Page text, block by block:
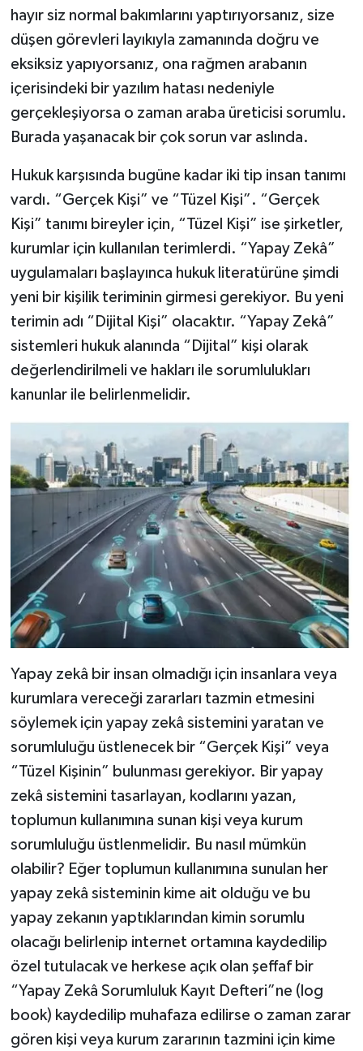
hayır siz normal bakımlarını yaptırıyorsanız, size
düşen görevleri layıkıyla zamanında doğru ve
eksiksiz yapıyorsanız, ona rağmen arabanın
içerisindeki bir yazılım hatası nedeniyle
gerçekleşiyorsa o zaman araba üreticisi sorumlu.
Burada yaşanacak bir çok sorun var aslında.
Hukuk karşısında bugüne kadar iki tip insan tanımı
vardı. “Gerçek Kişi” ve “Tüzel Kişi”. “Gerçek
Kişi” tanımı bireyler için, “Tüzel Kişi” ise şirketler,
kurumlar için kullanılan terimlerdi. “Yapay Zekâ”
uygulamaları başlayınca hukuk literatürüne şimdi
yeni bir kişilik teriminin girmesi gerekiyor. Bu yeni
terimin adı “Dijital Kişi” olacaktır. “Yapay Zekâ”
sistemleri hukuk alanında “Dijital” kişi olarak
değerlendirilmeli ve hakları ile sorumlulukları
kanunlar ile belirlenmelidir.
Yapay zekâ bir insan olmadığı için insanlara veya
kurumlara vereceği zararları tazmin etmesini
söylemek için yapay zekâ sistemini yaratan ve
sorumluluğu üstlenecek bir “Gerçek Kişi” veya
“Tüzel Kişinin” bulunması gerekiyor. Bir yapay
zekâ sistemini tasarlayan, kodlarını yazan,
toplumun kullanımına sunan kişi veya kurum
sorumluluğu üstlenmelidir. Bu nasıl mümkün
olabilir? Eğer toplumun kullanımına sunulan her
yapay zekâ sisteminin kime ait olduğu ve bu
yapay zekanın yaptıklarından kimin sorumlu
olacağı belirlenip internet ortamına kaydedilip
özel tutulacak ve herkese açık olan şeffaf bir
“Yapay Zekâ Sorumluluk Kayıt Defteri”ne (log
book) kaydedilip muhafaza edilirse o zaman zarar
gören kişi veya kurum zararının tazmini için kime